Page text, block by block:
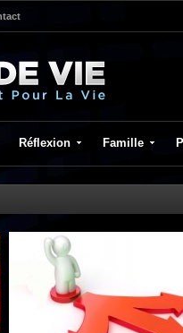
Réflexion Famille